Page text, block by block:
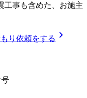
工事も含めた、お施主
り依頼をする chevron_right